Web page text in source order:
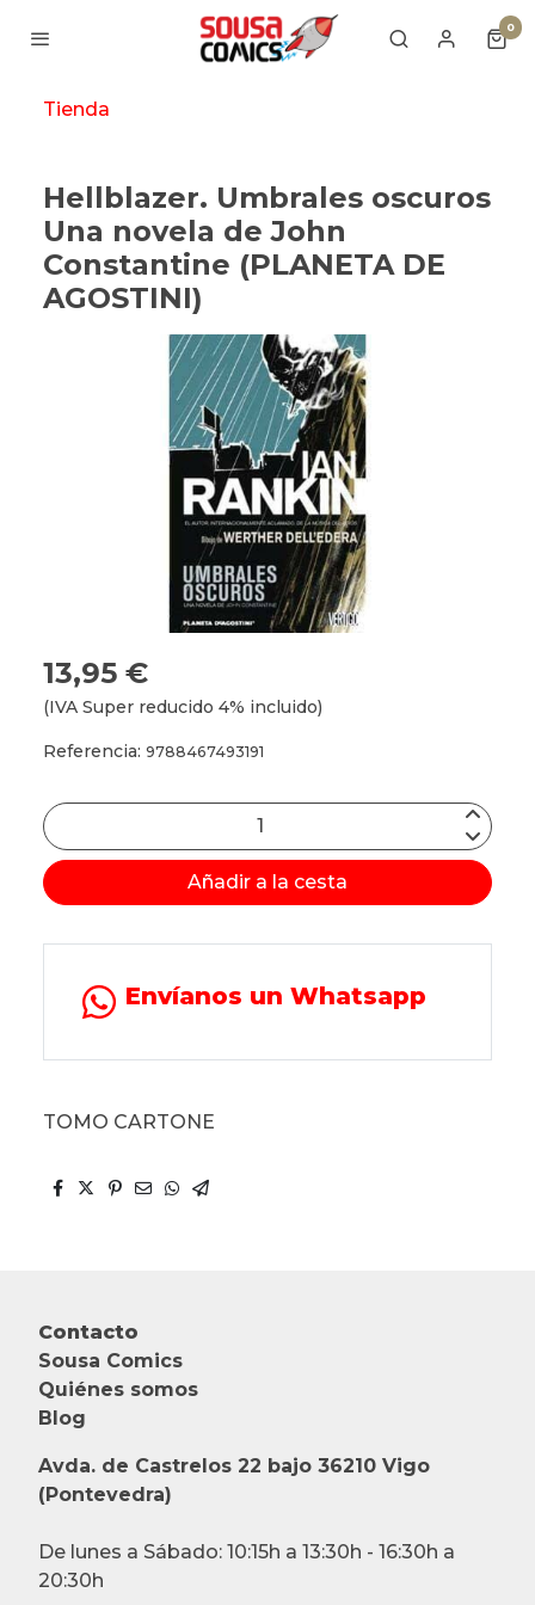
0
Tienda
Hellblazer. Umbrales oscuros
Una novela de John
Constantine (PLANETA DE
AGOSTINI)
13,95 €
(IVA Super reducido 4% incluido)
Referencia: 9788467493191
Añadir a la cesta
Envíanos un Whatsapp
TOMO CARTONE
Contacto
Sousa Comics
Quiénes somos
Blog
Avda. de Castrelos 22 bajo 36210 Vigo
(Pontevedra)
De lunes a Sábado: 10:15h a 13:30h - 16:30h a
20:30h